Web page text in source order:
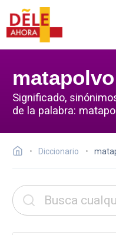
matapolvo
Significado,
de la palabra:
Diccionario